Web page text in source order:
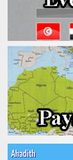
Ahadith